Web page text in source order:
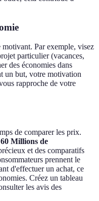
Par exemple, visez
particulier (vacances,
des économies dans
un but, votre motivation
rapproche de votre
de comparer les prix.
60 Millions de
et des comparatifs
prennent le
d'effectuer un achat, ce
Créez un tableau
les avis des